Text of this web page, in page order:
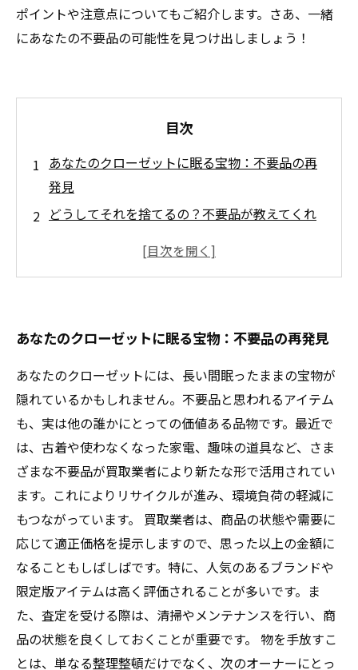
ポイントや注意点についてもご紹介します。さあ、一緒
にあなたの不要品の可能性を見つけ出しましょう！
目次
あなたのクローゼットに眠る宝物：不要品の再
発見
どうしてそれを捨てるの？不要品が教えてくれ
買取業者との出会い：使わなくなったアイテム
が環境を守る理由
まさかの高評価！特に価値のある不要品とは？
買取のポイント：知って得する、お宝アイテム
の売り方
新しい価値の発見：不要品がもたらす未来への
一歩
あなたのクローゼットに眠る宝物：不要品の再発見
あなたのクローゼットには、長い間眠ったままの宝物が
隠れているかもしれません。不要品と思われるアイテム
も、実は他の誰かにとっての価値ある品物です。最近で
は、古着や使わなくなった家電、趣味の道具など、さま
ざまな不要品が買取業者により新たな形で活用されてい
ます。これによりリサイクルが進み、環境負荷の軽減に
もつながっています。 買取業者は、商品の状態や需要に
応じて適正価格を提示しますので、思った以上の金額に
なることもしばしばです。特に、人気のあるブランドや
限定版アイテムは高く評価されることが多いです。ま
た、査定を受ける際は、清掃やメンテナンスを行い、商
品の状態を良くしておくことが重要です。 物を手放すこ
とは、単なる整理整頓だけでなく、次のオーナーにとっ